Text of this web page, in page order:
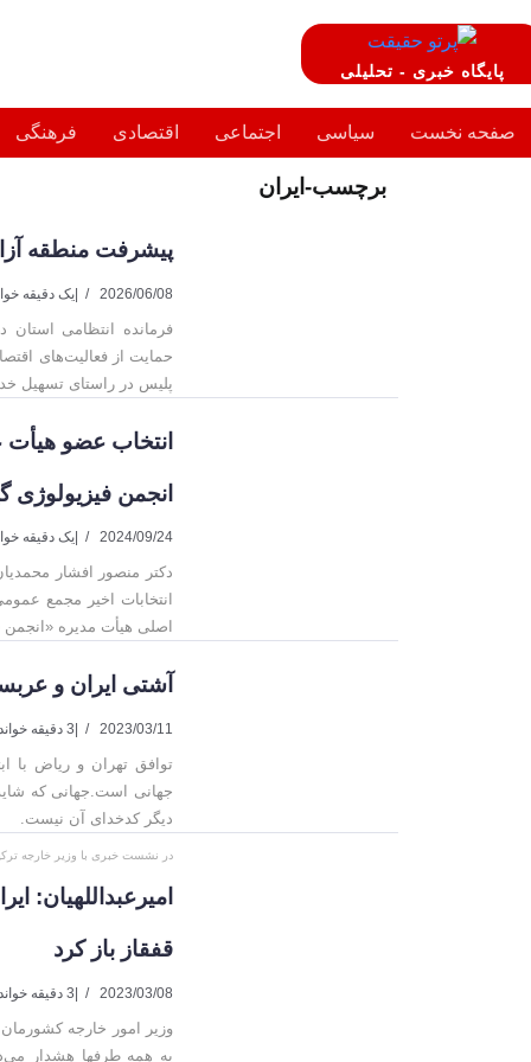
پایگاه خبری - تحلیلی
صفحه نخست سیاسی اجتماعی اقتصادی فرهنگی
برچسب-ایران
پیشرفت منطقه
2026/06/08
|یک دقیقه
فرمانده انتظامی استان
حمایت از فعالیت‌های
پلیس در راستای تسهیل
انتخاب عضو هیأت
انجمن فیزیولوژی
2024/09/24 یک دقیقه
دکتر منصور افشار
اصلی هیأت مدیره «انجمن
آشتی ایران و
2023/03/11 3 دقیقه خواندن
توافق تهران و ریاض با
جهانی است.جهانی که
دیگر کدخدای آن نیست.
در نشست خبری با وزیر خارجه
امیرعبداللهیان:
قفقاز باز کرد
2023/03/08
|3 دقیقه خواندن
وزیر امور خارجه
به همه طرفها هشدار